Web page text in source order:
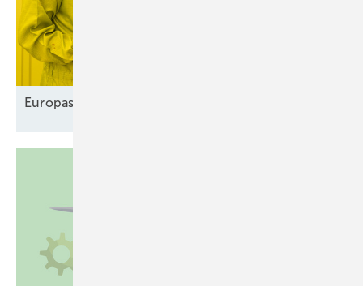
Europas Solarindustrie vor dem